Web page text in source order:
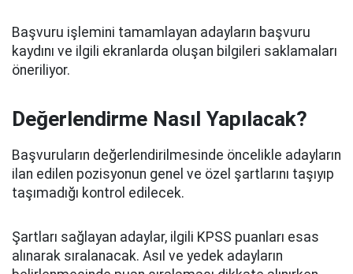
Başvuru işlemini tamamlayan adayların başvuru
kaydını ve ilgili ekranlarda oluşan bilgileri saklamaları
öneriliyor.
Değerlendirme Nasıl Yapılacak?
Başvuruların değerlendirilmesinde öncelikle adayların
ilan edilen pozisyonun genel ve özel şartlarını taşıyıp
taşımadığı kontrol edilecek.
Şartları sağlayan adaylar, ilgili KPSS puanları esas
alınarak sıralanacak. Asıl ve yedek adayların